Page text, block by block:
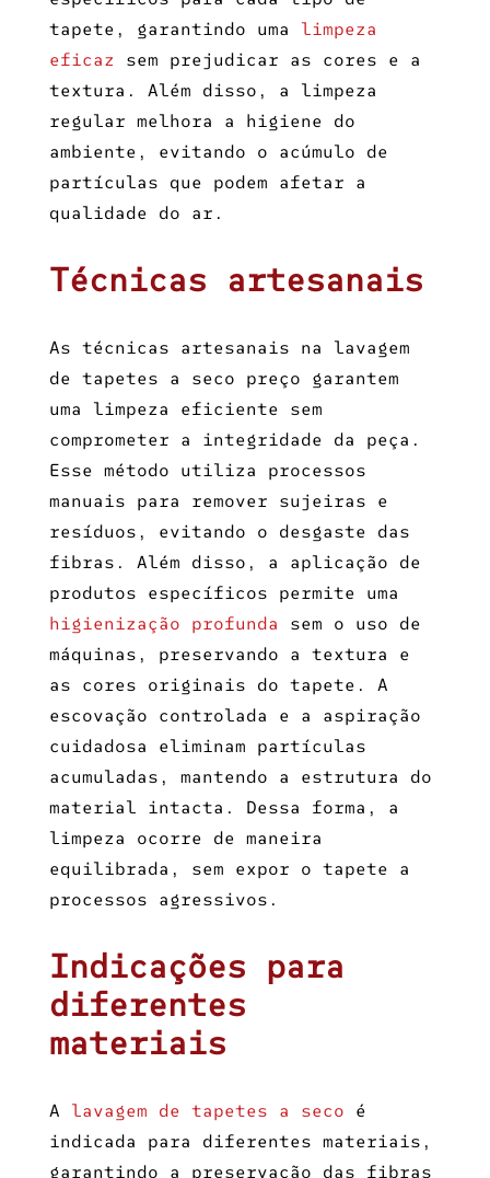
tapete, garantindo uma limpeza
eficaz sem prejudicar as cores e a
textura. Além disso, a limpeza
regular melhora a higiene do
ambiente, evitando o acúmulo de
partículas que podem afetar a
qualidade do ar.
Técnicas artesanais
As técnicas artesanais na lavagem
de tapetes a seco preço garantem
uma limpeza eficiente sem
comprometer a integridade da peça.
Esse método utiliza processos
manuais para remover sujeiras e
resíduos, evitando o desgaste das
fibras. Além disso, a aplicação de
produtos específicos permite uma
higienização profunda sem o uso de
máquinas, preservando a textura e
as cores originais do tapete. A
escovação controlada e a aspiração
cuidadosa eliminam partículas
acumuladas, mantendo a estrutura do
material intacta. Dessa forma, a
limpeza ocorre de maneira
equilibrada, sem expor o tapete a
processos agressivos.
Indicações para
diferentes
materiais
A lavagem de tapetes a seco é
indicada para diferentes materiais,
garantindo a preservação das fibras